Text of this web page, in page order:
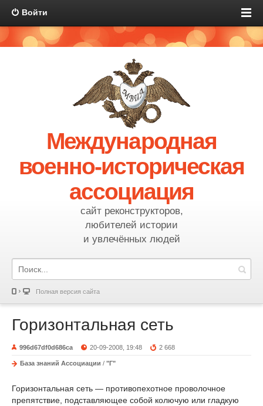
Войти
Международная
военно-историческая
ассоциация
сайт реконструкторов,
любителей истории
и увлечённых людей
Полная версия сайта
Горизонтальная сеть
996d67df0d686ca 20-09-2008, 19:48 2 668
База знаний Ассоциации / "Г"
Горизонтальная сеть — противопехотное проволочное
препятствие, подставляющее собой колючую или гладкую